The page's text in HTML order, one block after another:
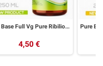
Pure Base Full Vg Pure Ribilio 250ml
4,50 €